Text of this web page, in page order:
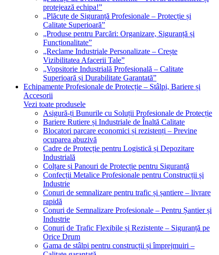
protejează echipa!”
„Plăcuțe de Siguranță Profesionale – Protecție și
Calitate Superioară”
„Produse pentru Parcări: Organizare, Siguranță și
Funcționalitate”
„Reclame Industriale Personalizate – Crește
Vizibilitatea Afacerii Tale”
„Vopsitorie Industrială Profesională – Calitate
Superioară și Durabilitate Garantată”
Echipamente Profesionale de Protecție – Stâlpi, Bariere și
Accesorii
Vezi toate produsele
Asigură-ți Bunurile cu Soluții Profesionale de Protecție
Bariere Rutiere și Industriale de Înaltă Calitate
Blocatori parcare economici și rezistenți – Previne
ocuparea abuzivă
Cadre de Protecție pentru Logistică și Depozitare
Industrială
Colțare și Panouri de Protecție pentru Siguranță
Confecții Metalice Profesionale pentru Construcții și
Industrie
Conuri de semnalizare pentru trafic și șantiere – livrare
rapidă
Conuri de Semnalizare Profesionale – Pentru Șantier și
Industrie
Conuri de Trafic Flexibile și Rezistente – Siguranță pe
Orice Drum
Gama de stâlpi pentru construcții și împrejmuiri –